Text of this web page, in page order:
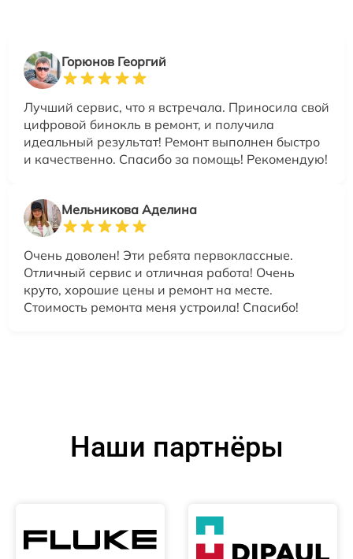
Горюнов Георгий
Лучший сервис, что я встречала. Приносила свой
цифровой бинокль в ремонт, и получила
идеальный результат! Ремонт выполнен быстро
и качественно. Спасибо за помощь! Рекомендую!
Мельникова Аделина
Очень доволен! Эти ребята первоклассные.
Отличный сервис и отличная работа! Очень
круто, хорошие цены и ремонт на месте.
Стоимость ремонта меня устроила! Спасибо!
Наши партнёры